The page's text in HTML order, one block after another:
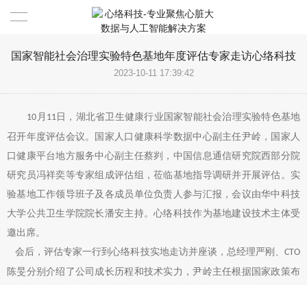
首页
产品
成功案例
新闻
应用下载
国家智能社会治理实验特色基地年度评估专家走访心络科技
2023-10-11 17:39:42
10 月 11日，湖北省卫生健康行业国家智能社会治理实验特色基地
召开年度评估会议。国家人口健康科学数据中心副主任尹岭，国家人
口健康平台地方服务中心副主任蔡刿，中国信息通信研究院西部分院
研究员冯祥奕等专家组成评估组，莅临基地指导调研并开展评估。实
验基地工作领导班子及各成员单位负责人参与汇报，会议由华中科技
大学公共卫生学院院长潘安主持。心络科技作为基地建设技术主体受
邀出席。
会后，评估专家一行到心络科技实地走访并座谈，总经理严刚、 CTO
陈旻分别介绍了公司成长历程和技术实力，尹岭主任根据国家政策布